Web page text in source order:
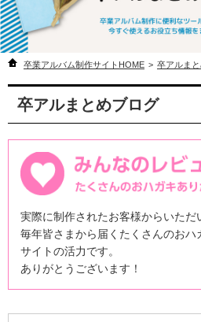
卒業アルバム制作サイトHOME > 卒アルま
卒アルまとめブログ
実際に制作されたお客様からいただ
毎年皆さまから届くたくさんのおハ
サイトの活力です。
ありがとうございます！